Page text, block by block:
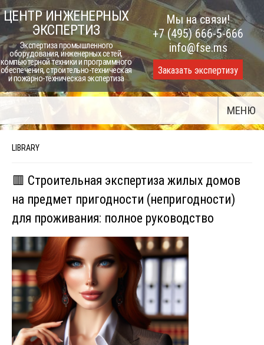
Skip
to
content
ЦЕНТР ИНЖЕНЕРНЫХ
ЭКСПЕРТИЗ
Экспертиза промышленного
оборудования, инженерных сетей,
компьютерной техники и программного
обеспечения, строительно-техническая
и пожарно-техническая экспертиза
Мы на связи!
+7 (495) 666-5-666
info@fse.ms
Заказать экспертизу
МЕНЮ
LIBRARY
🟥 Строительная экспертиза жилых домов
на предмет пригодности (непригодности)
для проживания: полное руководство